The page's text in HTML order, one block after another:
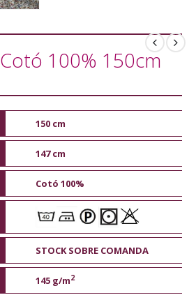
100% 150cm
150 cm
147 cm
Cotó 100%
STOCK SOBRE COMANDA
145 g/m2